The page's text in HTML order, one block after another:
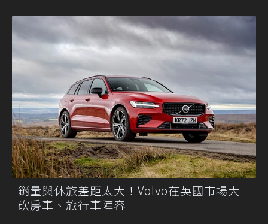
銷量與休旅差距太大！Volvo在英國市場大
砍房車、旅行車陣容